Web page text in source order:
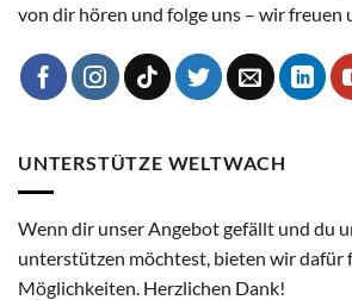
von dir hören und folge uns – wir freuen
UNTERSTÜTZE WELTWACH
Wenn dir unser Angebot gefällt und du
unterstützen möchtest, bieten wir dafür
Möglichkeiten. Herzlichen Dank!